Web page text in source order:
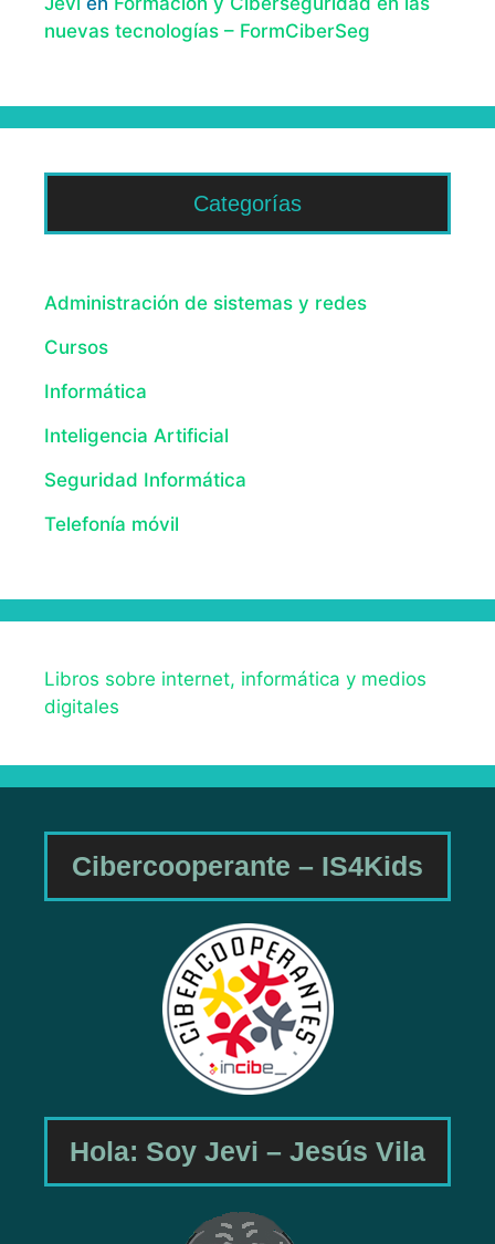
nuevas tecnologías – FormCiberSeg
Categorías
Administración de sistemas y redes
Cursos
Informática
Inteligencia Artificial
Seguridad Informática
Telefonía móvil
Libros sobre internet, informática y medios
digitales
Cibercooperante – IS4Kids
Hola: Soy Jevi – Jesús Vila